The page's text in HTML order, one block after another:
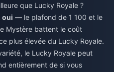
que Lucky Royale ?
oui — le plafond de 1 100 et le
Mystère battent le coût
plus élevée du Lucky Royale.
le Lucky Royale peut
entièrement de si vous